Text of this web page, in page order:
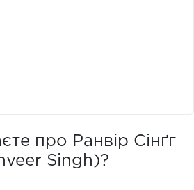
про Ранвір Сінґг
Singh)?